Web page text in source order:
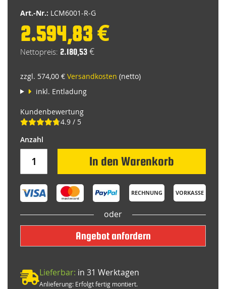
Art.-Nr.: LCM6001-R-G
2.594,83 €
2.180,53 €
zzgl. 574,00 € Versandkosten (netto)
inkl. Entladung
Kundenbewertung
4.9 / 5
In den Warenkorb
RECHNUNG VORKASSE
oder
Angebot anfordern
Lieferbar: in 31 Werktagen
Anlieferung: Erfolgt fertig montiert.